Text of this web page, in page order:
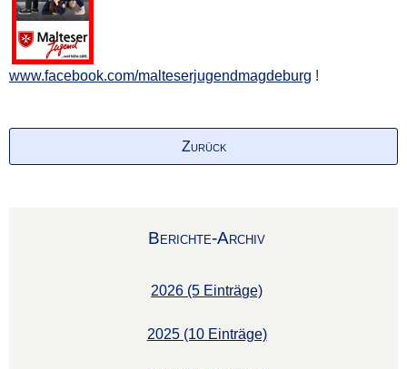
www.facebook.com/malteserjugendmagdeburg !
Zurück
Berichte-Archiv
2026 (5 Einträge)
2025 (10 Einträge)